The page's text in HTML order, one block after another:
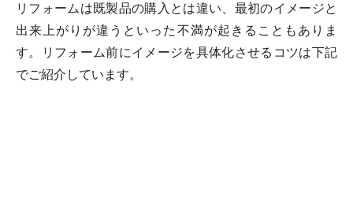
リフォームは既製品の購入とは違い、最初のイメージと
出来上がりが違うといった不満が起きることもありま
す。リフォーム前にイメージを具体化させるコツは下記
でご紹介しています。